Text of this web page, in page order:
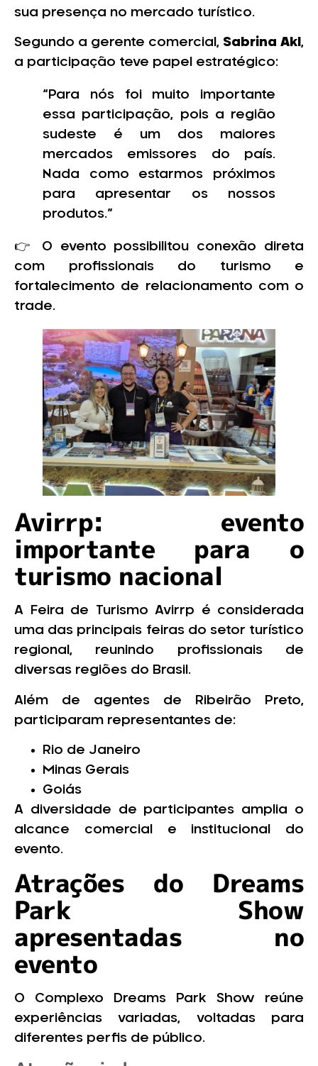
sua presença no mercado turístico.
Segundo a gerente comercial, Sabrina Akl ,
a participação teve papel estratégico:
“Para nós foi muito importante
essa participação, pois a região
sudeste é um dos maiores
mercados emissores do país.
Nada como estarmos próximos
para apresentar os nossos
produtos.”
👉 O evento possibilitou conexão direta
com profissionais do turismo e
fortalecimento de relacionamento com o
trade.
Avirrp: evento
importante para o
turismo nacional
A Feira de Turismo Avirrp é considerada
uma das principais feiras do setor turístico
regional, reunindo profissionais de
diversas regiões do Brasil.
Além de agentes de Ribeirão Preto,
participaram representantes de:
Rio de Janeiro
Minas Gerais
Goiás
A diversidade de participantes amplia o
alcance comercial e institucional do
evento.
Atrações do Dreams
Park Show
apresentadas no
evento
O Complexo Dreams Park Show reúne
experiências variadas, voltadas para
diferentes perfis de público.